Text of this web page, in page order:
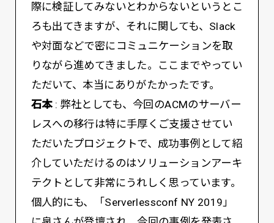
際に検証してみないとわからないというとこ
ろも出てきますが、それに関しても、Slack
や対面などで密にコミュニケーションを取
りながら進めてきました。ここまでやってい
ただいて、本当にありがたかったです。
石本: 弊社としても、今回のACMのサーバー
レスへの移行は特に手厚くご支援させてい
ただいたプロジェクトで、成功事例として紹
介していただけるのはソリューションアーキ
テクトとして非常にうれしく思っています。
個人的にも、「Serverlessconf NY 2019」